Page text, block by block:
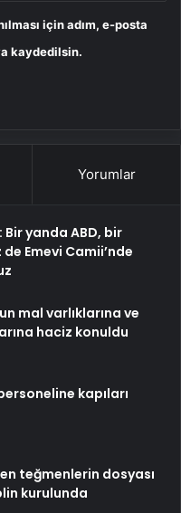
için adım, e-posta
kaydedilsin.
Yorumlar
yanda ABD, bir
Emevi Camii’nde
mal varlıklarına ve
haciz konuldu
kapıları
teğmenlerin dosyası
kurulunda